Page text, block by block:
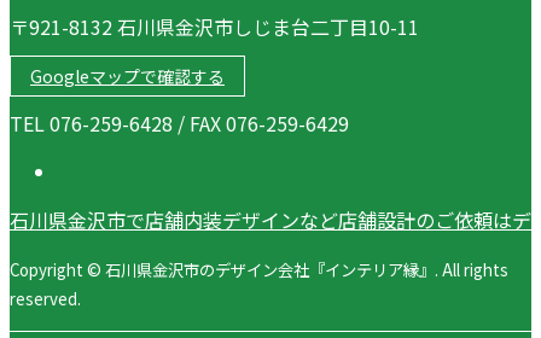
〒921-8132 石川県金沢市しじま台二丁目10-11
Googleマップで確認する
TEL 076-259-6428 / FAX 076-259-6429
石川県金沢市で店舗内装デザインなど店舗設計のご依頼は
Copyright © 石川県金沢市のデザイン会社『インテリア縁』. All rights
reserved.